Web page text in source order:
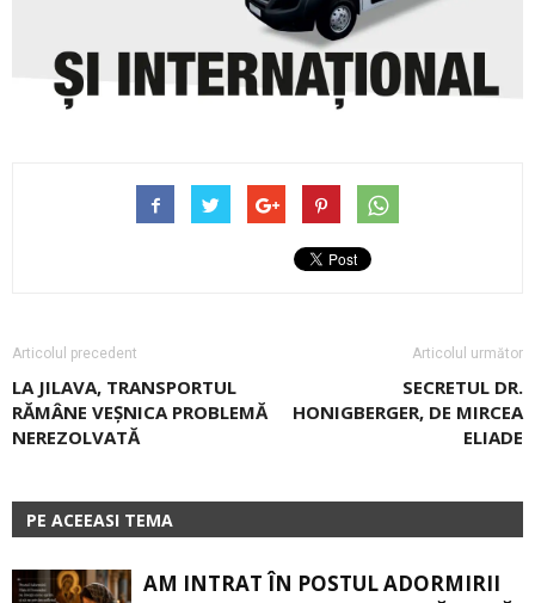
Articolul precedent
LA JILAVA, TRANSPORTUL
RĂMÂNE VEȘNICA PROBLEMĂ
NEREZOLVATĂ
Articolul următor
SECRETUL DR.
HONIGBERGER, DE MIRCEA
ELIADE
PE ACEEASI TEMA
AM INTRAT ÎN POSTUL ADORMIRII